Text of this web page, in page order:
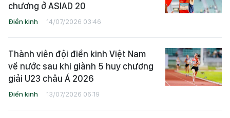
chương ở ASIAD 20
Điền kinh 14/07/2026 03:46
Thành viên đội điền kinh Việt Nam
về nước sau khi giành 5 huy chương
giải U23 châu Á 2026
Điền kinh 13/07/2026 06:19